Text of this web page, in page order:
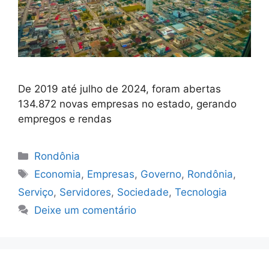
De 2019 até julho de 2024, foram abertas
134.872 novas empresas no estado, gerando
empregos e rendas
Categorias
Rondônia
Tags
Economia, Empresas, Governo, Rondônia,
Serviço, Servidores, Sociedade, Tecnologia
Deixe um comentário